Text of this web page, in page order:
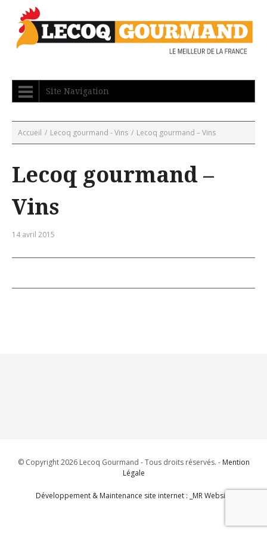
Site Navigation
Accueil / Lecoq gourmand - Vins / Lecoq gourmand – Vins
Lecoq gourmand –
Vins
14 avril 2015
© Copyright 2026 Lecoq Gourmand - Tous droits réservés. - Mention
Légale
Développement & Maintenance site internet : _MR Website